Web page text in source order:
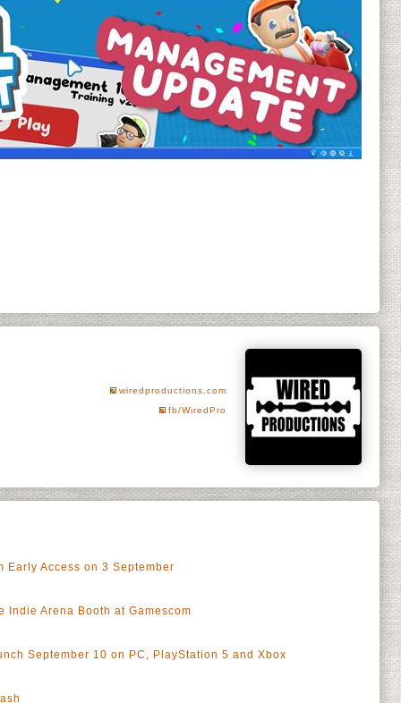
wiredproductions.com
fb/WiredPro
Early Access on 3 September
Indie Arena Booth at Gamescom
September 10 on PC, PlayStation 5 and Xbox